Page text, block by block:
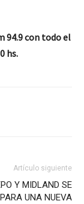
94.9 con todo el
hs.
Artículo siguiente
Y MIDLAND SE
UNA NUEVA